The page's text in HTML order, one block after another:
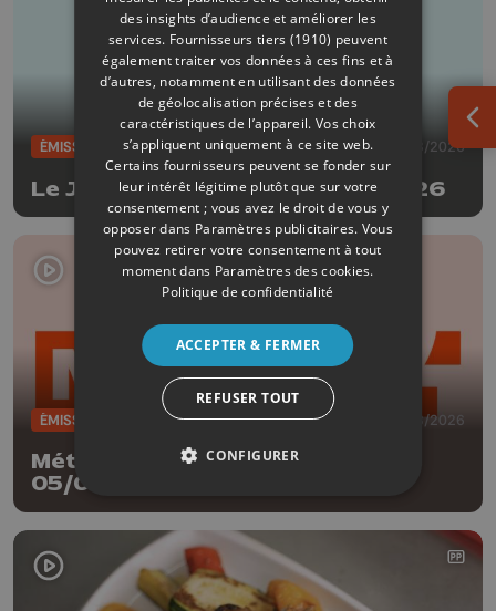
ÉMISSIONS 05/08/2026
Le JT Edition du soir - 05/08/2026
ÉMISSIONS 05/08/2026
Météo Edition de la mi-journée -
05/08/2026
des insights d’audience et améliorer les
services. Fournisseurs tiers (1910) peuvent
également traiter vos données à ces fins et à
d’autres, notamment en utilisant des données
de géolocalisation précises et des
caractéristiques de l’appareil. Vos choix
s’appliquent uniquement à ce site web.
Certains fournisseurs peuvent se fonder sur
leur intérêt légitime plutôt que sur votre
consentement ; vous avez le droit de vous y
opposer dans Paramètres publicitaires. Vous
pouvez retirer votre consentement à tout
moment dans Paramètres des cookies.
Politique de confidentialité
ACCEPTER & FERMER
REFUSER TOUT
CONFIGURER